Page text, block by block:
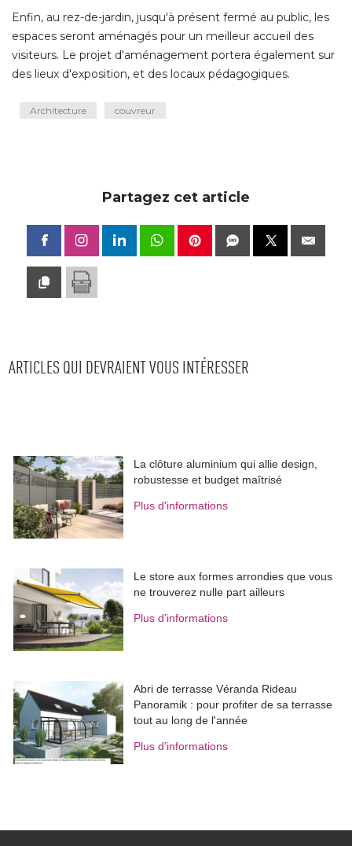
Enfin, au rez-de-jardin, jusqu'à présent fermé au public, les
espaces seront aménagés pour un meilleur accueil des
visiteurs. Le projet d'aménagement portera également sur
des lieux d'exposition, et des locaux pédagogiques.
Architecture couvreur
Partagez cet article
ARTICLES QUI DEVRAIENT VOUS INTÉRESSER
La clôture aluminium qui allie design,
robustesse et budget maîtrisé
Plus d'informations
Le store aux formes arrondies que vous
ne trouverez nulle part ailleurs
Plus d'informations
Abri de terrasse Véranda Rideau
Panoramik : pour profiter de sa terrasse
tout au long de l'année
Plus d'informations